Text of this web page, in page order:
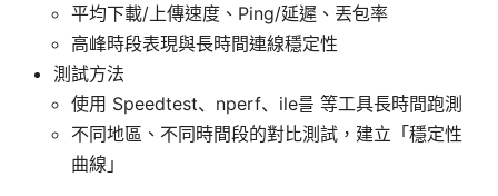
平均下載/上傳速度、Ping/延遲、丟包率
高峰時段表現與長時間連線穩定性
測試方法
使用 Speedtest、nperf、ile를 等工具長時間跑測
不同地區、不同時間段的對比測試，建立「穩定性
曲線」